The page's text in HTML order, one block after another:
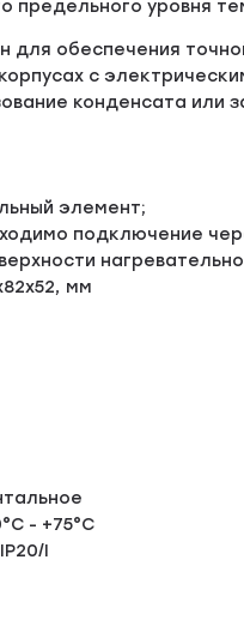
предельного уровня
для обеспечения
с
конденсата или
элемент;
подключение
мм
- +75°C
I